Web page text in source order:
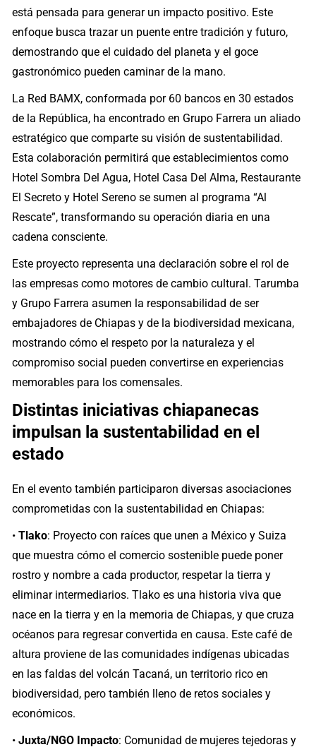
está pensada para generar un impacto positivo. Este
enfoque busca trazar un puente entre tradición y futuro,
demostrando que el cuidado del planeta y el goce
gastronómico pueden caminar de la mano.
La Red BAMX, conformada por 60 bancos en 30 estados
de la República, ha encontrado en Grupo Farrera un aliado
estratégico que comparte su visión de sustentabilidad.
Esta colaboración permitirá que establecimientos como
Hotel Sombra Del Agua, Hotel Casa Del Alma, Restaurante
El Secreto y Hotel Sereno se sumen al programa “Al
Rescate”, transformando su operación diaria en una
cadena consciente.
Este proyecto representa una declaración sobre el rol de
las empresas como motores de cambio cultural. Tarumba
y Grupo Farrera asumen la responsabilidad de ser
embajadores de Chiapas y de la biodiversidad mexicana,
mostrando cómo el respeto por la naturaleza y el
compromiso social pueden convertirse en experiencias
memorables para los comensales.
Distintas iniciativas chiapanecas
impulsan la sustentabilidad en el
estado
En el evento también participaron diversas asociaciones
comprometidas con la sustentabilidad en Chiapas:
•Tlako: Proyecto con raíces que unen a México y Suiza
que muestra cómo el comercio sostenible puede poner
rostro y nombre a cada productor, respetar la tierra y
eliminar intermediarios. Tlako es una historia viva que
nace en la tierra y en la memoria de Chiapas, y que cruza
océanos para regresar convertida en causa. Este café de
altura proviene de las comunidades indígenas ubicadas
en las faldas del volcán Tacaná, un territorio rico en
biodiversidad, pero también lleno de retos sociales y
económicos.
•Juxta/NGO Impacto: Comunidad de mujeres tejedoras y